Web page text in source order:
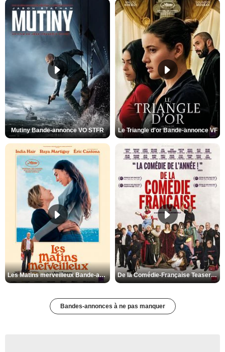
Mutiny Bande-annonce VO STFR Le Triangle d'or Bande-annonce VF
Les Matins merveilleux Bande-annonce VF De la Comédie-Française Teaser VF
Bandes-annonces à ne pas manquer